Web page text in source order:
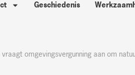
Geschiedenis
vraagt omgevingsvergunning aan om